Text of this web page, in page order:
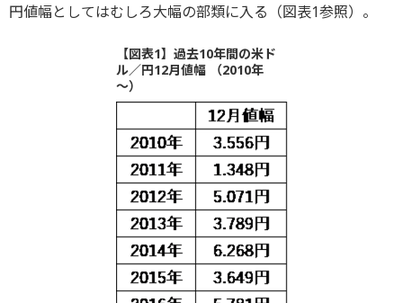
円値幅としてはむしろ大幅の部類に入る（図表1参照）。
【図表1】過去10年間の米ド
ル／円12月値幅 （2010年
～）